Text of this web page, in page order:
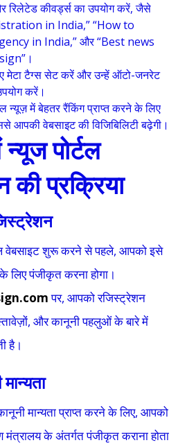
रिलेटेड कीवर्ड्स का उपयोग करें, जैसे
in India,” “How to
in India,” और “Best news
मेटा टैग्स सेट करें और उन्हें ऑटो-जनरेट
करें।
न्यूज़ में बेहतर रैंकिंग प्राप्त करने के लिए
आपकी वेबसाइट की विजिबिलिटी बढ़ेगी।
पोर्टल
की प्रक्रिया
वेबसाइट शुरू करने से पहले, आपको इसे
लिए पंजीकृत करना होगा।
पर, आपको रजिस्ट्रेशन
और कानूनी पहलुओं के बारे में
है।
मान्यता प्राप्त करने के लिए, आपको
के अंतर्गत पंजीकृत कराना होता